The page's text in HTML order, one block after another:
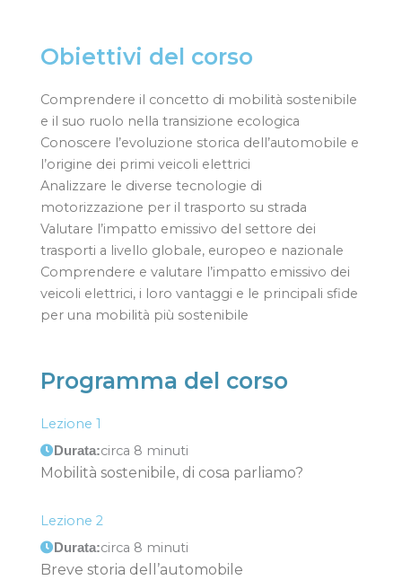
Obiettivi del corso
Comprendere il concetto di mobilità sostenibile
e il suo ruolo nella transizione ecologica
Conoscere l’evoluzione storica dell’automobile e
l’origine dei primi veicoli elettrici
Analizzare le diverse tecnologie di
motorizzazione per il trasporto su strada
Valutare l’impatto emissivo del settore dei
trasporti a livello globale, europeo e nazionale
Comprendere e valutare l’impatto emissivo dei
veicoli elettrici, i loro vantaggi e le principali sfide
per una mobilità più sostenibile
Programma del corso
Lezione 1
Durata:circa 8 minuti
Mobilità sostenibile, di cosa parliamo?
Lezione 2
Durata:circa 8 minuti
Breve storia dell’automobile